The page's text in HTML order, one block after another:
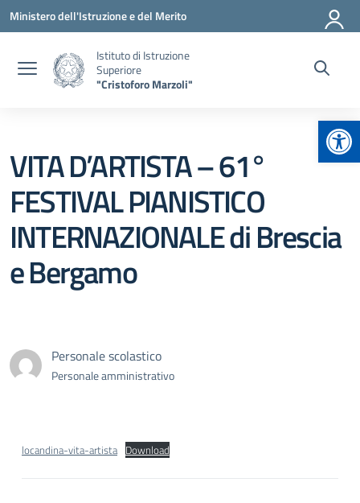
Vai ai contenuti
Vai al menu di navigazione
Vai al footer
Ministero dell'Istruzione e del Merito
Istituto di Istruzione
Superiore
"Cristoforo Marzoli"
VITA D’ARTISTA – 61°
FESTIVAL PIANISTICO
INTERNAZIONALE di Brescia
e Bergamo
Personale scolastico
Personale amministrativo
locandina-vita-artista Download